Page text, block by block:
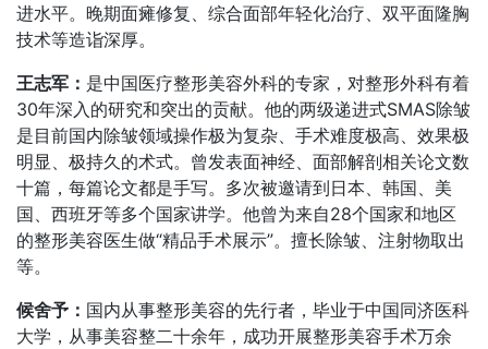
进水平。晚期面瘫修复、综合面部年轻化治疗、双平面隆胸
技术等造诣深厚。
王志军： 是中国医疗整形美容外科的专家，对整形外科有着
30年深入的研究和突出的贡献。他的两级递进式SMAS除皱
是目前国内除皱领域操作极为复杂、手术难度极高、效果极
明显、极持久的术式。曾发表面神经、面部解剖相关论文数
十篇，每篇论文都是手写。多次被邀请到日本、韩国、美
国、西班牙等多个国家讲学。他曾为来自28个国家和地区
的整形美容医生做“精品手术展示”。擅长除皱、注射物取出
等。
候舍予： 国内从事整形美容的先行者，毕业于中国同济医科
大学，从事美容整二十余年，成功开展整形美容手术万余